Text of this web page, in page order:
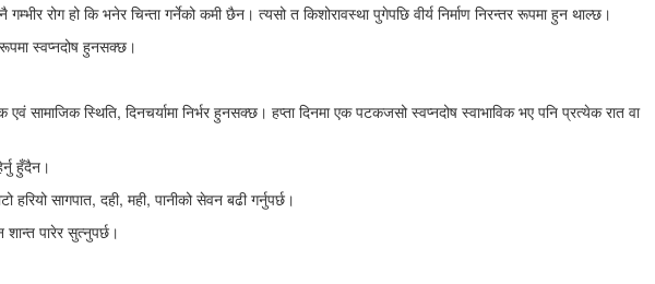
रोग हो कि भनेर चिन्ता गर्नेको कमी छैन। त्यसो त किशोरावस्था पुगेपछि वीर्य निर्माण निरन्तर रूपमा हुन थाल्छ।
स्वप्नदोष हुनसक्छ।
सामाजिक स्थिति, दिनचर्यामा निर्भर हुनसक्छ। हप्ता दिनमा एक पटकजसो स्वप्नदोष स्वाभाविक भए पनि प्रत्येक रात वा
हुँदैन।
सागपात, दही, मही, पानीको सेवन बढी गर्नुपर्छ।
पारेर सुत्नुपर्छ।